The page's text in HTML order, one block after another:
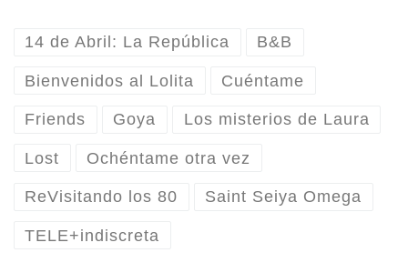
14 de Abril: La República B&B
Bienvenidos al Lolita Cuéntame
Friends Goya Los misterios de Laura
Lost Ochéntame otra vez
ReVisitando los 80 Saint Seiya Omega
TELE+indiscreta